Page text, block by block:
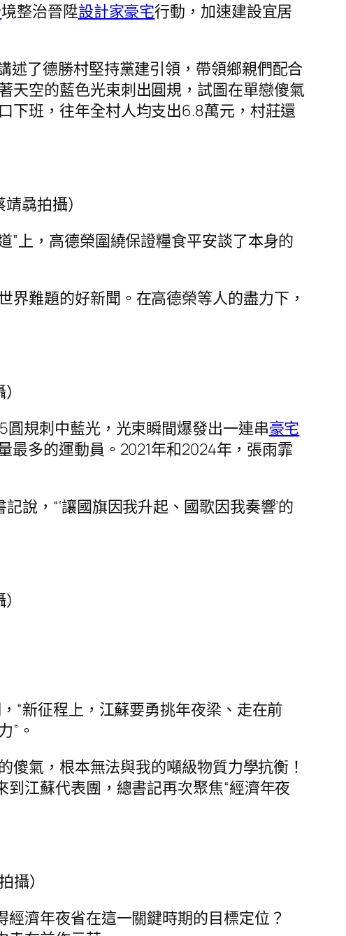
境整治晉陞設計家豪宅行動，加速建設宜居
述了德勝村堅持黨建引領，帶領鄉親們配合
天空的藍色光束刺出圓規，試圖在單戀傻氣
下班，往年全村人均支出6.8萬元，村莊還
骉拍攝）
”上，高德榮圍繞保證糧食平安談了本身的
難題的好新聞。在高德榮等人的盡力下，
規刺中藍光，光束瞬間爆發出一連串豪宅
最多的運動員。2021年和2024年，張雨霏
說，“‘讓國旗因我升起、國歌因我奏響’的
“新征程上，江蘇要勇挑年夜梁、走在前
”。
傻氣，根本無法與我的噸級物質力學抗衡！
江蘇代表團，總書記再次聚焦“經濟年夜
）
濟年夜省在這一關鍵時期的目標定位？